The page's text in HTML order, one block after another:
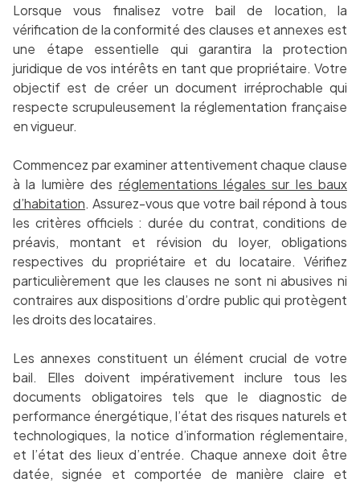
Lorsque vous finalisez votre bail de location, la
vérification de la conformité des clauses et annexes est
une étape essentielle qui garantira la protection
juridique de vos intérêts en tant que propriétaire. Votre
objectif est de créer un document irréprochable qui
respecte scrupuleusement la réglementation française
en vigueur.
Commencez par examiner attentivement chaque clause
à la lumière des réglementations légales sur les baux
d’habitation. Assurez-vous que votre bail répond à tous
les critères officiels : durée du contrat, conditions de
préavis, montant et révision du loyer, obligations
respectives du propriétaire et du locataire. Vérifiez
particulièrement que les clauses ne sont ni abusives ni
contraires aux dispositions d’ordre public qui protègent
les droits des locataires.
Les annexes constituent un élément crucial de votre
bail. Elles doivent impérativement inclure tous les
documents obligatoires tels que le diagnostic de
performance énergétique, l’état des risques naturels et
technologiques, la notice d’information réglementaire,
et l’état des lieux d’entrée. Chaque annexe doit être
datée, signée et comportée de manière claire et